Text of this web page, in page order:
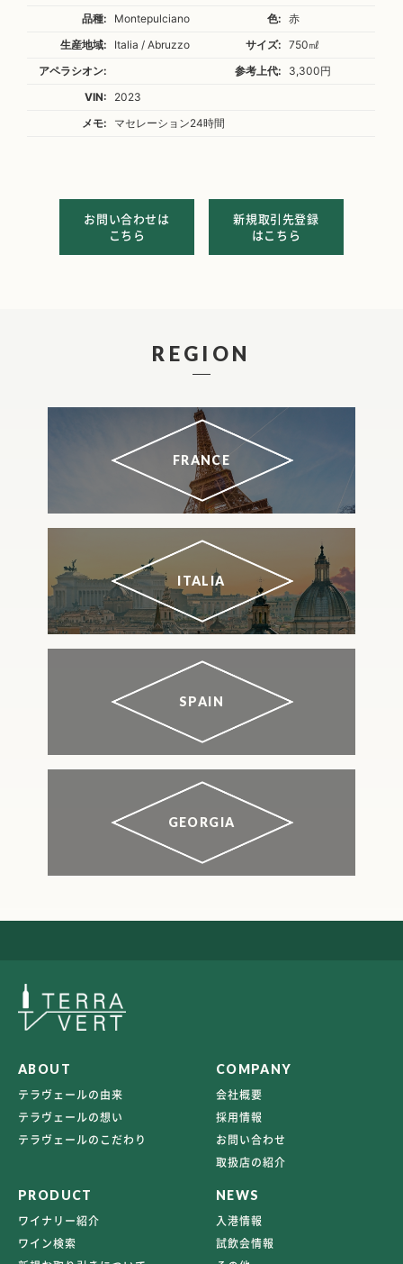
品種:
Montepulciano 色:
赤
生産地域:
Italia / Abruzzo サイズ:
750㎖
アペラシオン:
参考上代:
3,300円
VIN:
2023
メモ:
マセレーション24時間
お問い合わせは
こちら
新規取引先登録
はこちら
REGION
FRANCE
ITALIA
SPAIN
GEORGIA
ABOUT
テラヴェールの由来
テラヴェールの想い
テラヴェールのこだわり
COMPANY
会社概要
採用情報
お問い合わせ
取扱店の紹介
PRODUCT
ワイナリー紹介
ワイン検索
NEWS
入港情報
試飲会情報